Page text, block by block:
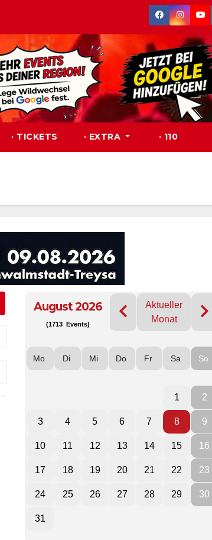
· TICKETS · EXTRA · 110
August 2026
(1713 Events)
Aktueller
Monat
Mo Di Mi Do Fr Sa So
1 2
3 4 5 6 7 8 9
10 11 12 13 14 15 16
17 18 19 20 21 22 23
24 25 26 27 28 29 30
31